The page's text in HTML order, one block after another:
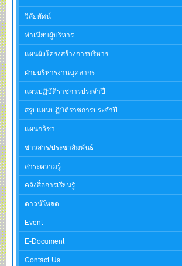
วิสัยทัศน์
ทำเนียบผู้บริหาร
แผนผังโครงสร้างการบริหาร
ฝ่ายบริหารงานบุคลากร
แผนปฏิบัติราชการประจำปี
สรุปแผนปฏิบัติราชการประจำปี
แผนกวิชา
ข่าวสาร/ประชาสัมพันธ์
สาระความรู้
คลังสื่อการเรียนรู้
ดาวน์โหลด
Event
E-Document
Contact Us